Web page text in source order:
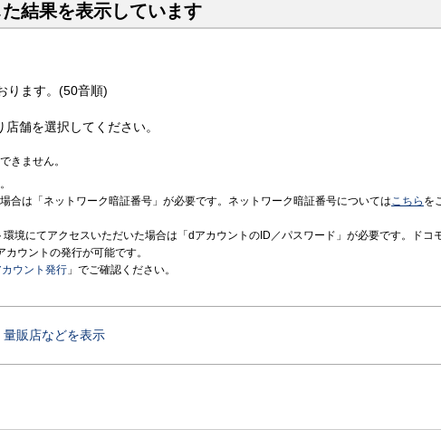
結果を表示しています
ります。(50音順)
舗を選択してください。
きません。
合は「ネットワーク暗証番号」が必要です。ネットワーク暗証番号についてはこちら を
境にてアクセスいただいた場合は「dアカウントのID／パスワード」が必要です。ドコ
ウントの発行が可能です。
ウント発行 」でご確認ください。
量販店などを表示